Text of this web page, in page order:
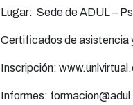
Lugar: Sede de ADUL –
Certificados de asistencia
Inscripción:
Informes: